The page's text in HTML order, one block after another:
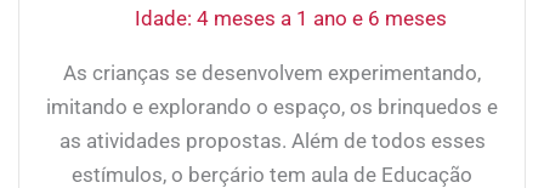
Idade: 4 meses a 1 ano e 6 meses
As crianças se desenvolvem experimentando,
imitando e explorando o espaço, os brinquedos e
as atividades propostas. Além de todos esses
estímulos, o berçário tem aula de Educação